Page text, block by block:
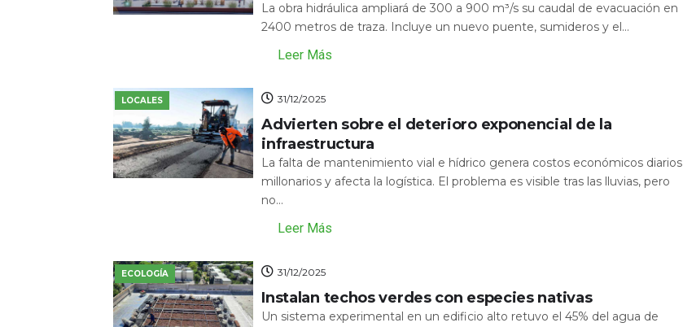
La obra hidráulica ampliará de 300 a 900 m³/s su caudal de evacuación en
2400 metros de traza. Incluye un nuevo puente, sumideros y el...
Leer Más
LOCALES 31/12/2025
Advierten sobre el deterioro exponencial de la
infraestructura
La falta de mantenimiento vial e hídrico genera costos económicos diarios
millonarios y afecta la logística. El problema es visible tras las lluvias, pero
no...
Leer Más
ECOLOGÍA 31/12/2025
Instalan techos verdes con especies nativas
Un sistema experimental en un edificio alto retuvo el 45% del agua de